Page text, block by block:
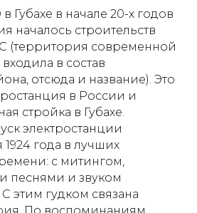
Губахе в начале 20-х годов
началось строительств
(территория современной
в состав
отсюда и название). Это
в России и
стройка в Губахе.
электростанции
1924 года в лучших
с митингом,
песнями и звуком
С этим гудком связана